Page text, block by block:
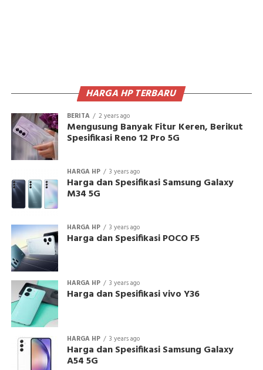
HARGA HP TERBARU
BERITA 2 years ago
Mengusung Banyak Fitur Keren, Berikut
Spesifikasi Reno 12 Pro 5G
HARGA HP 3 years ago
Harga dan Spesifikasi Samsung Galaxy
M34 5G
HARGA HP 3 years ago
Harga dan Spesifikasi POCO F5
HARGA HP 3 years ago
Harga dan Spesifikasi vivo Y36
HARGA HP 3 years ago
Harga dan Spesifikasi Samsung Galaxy
A54 5G